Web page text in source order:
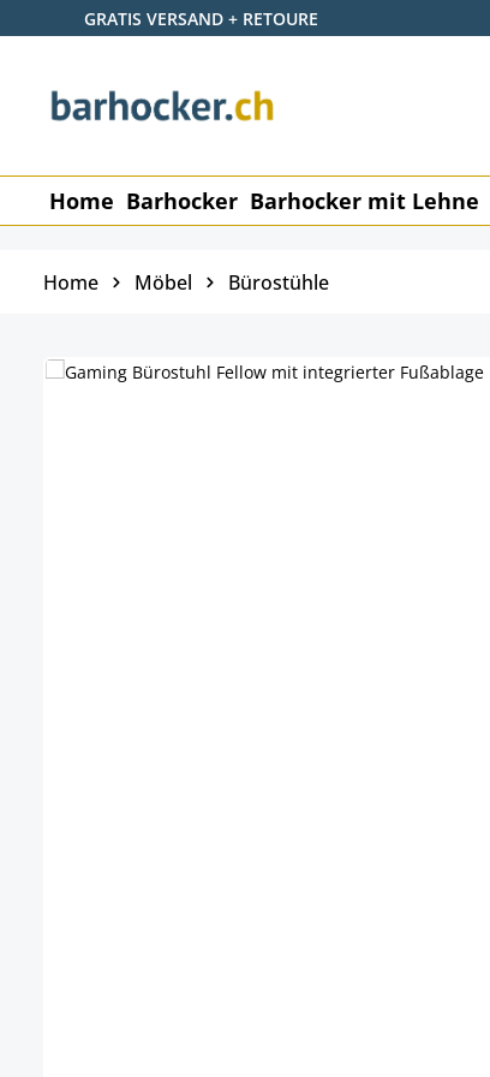
Hauptinhalt springen
Zur Suche springen
Zur Hauptnavigation springen
GRATIS VERSAND + RETOURE
Home Barhocker Barhocker mit Lehne
Home Möbel Bürostühle